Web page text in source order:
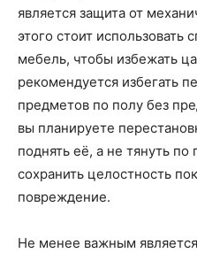
является защита от
этого стоит
мебель, чтобы избежать
рекомендуется избегать
предметов по полу без
вы планируете
поднять её, а не тянуть
сохранить целостность
повреждение.
Не менее важным